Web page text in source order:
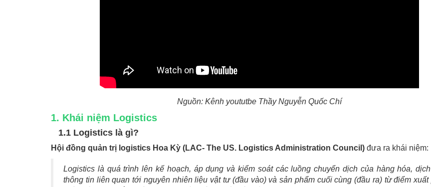
Nguồn: Kênh yoututbe Thầy Nguyễn Quốc Chí
1. Khái niệm Logistics
1.1 Logistics là gì?
Hội đồng quản trị logistics Hoa Kỳ (LAC- The US. Logistics Administration Council) đưa ra khái niệm:
Logistics là quá trình lên kế hoạch, áp dụng và kiểm soát các luồng chuyển dịch của hàng hóa,
thông tin liên quan tới nguyên nhiên liệu vật tư (đầu vào) và sản phẩm cuối cùng (đầu ra) từ điểm xuất